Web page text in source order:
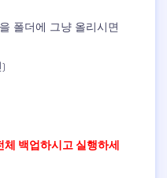
폴더에 그냥 올리시면
백업하시고 실행하세